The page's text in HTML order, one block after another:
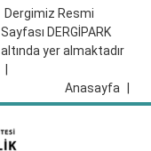
Dergimiz Resmi
Sayfası DERGİPARK
altında yer almaktadır
Anasayfa